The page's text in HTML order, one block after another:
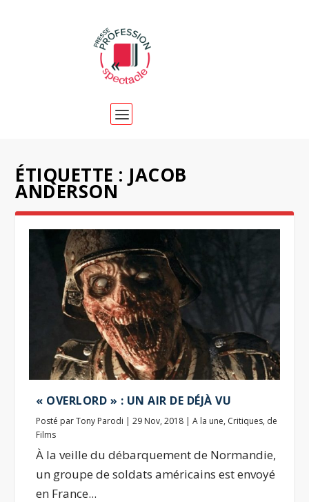
ÉTIQUETTE : JACOB
ANDERSON
« OVERLORD » : UN AIR DE DÉJÀ VU
Posté parTony Parodi |29 Nov, 2018 |A la une, Critiques, de
Films
À la veille du débarquement de Normandie,
un groupe de soldats américains est envoyé
en France...